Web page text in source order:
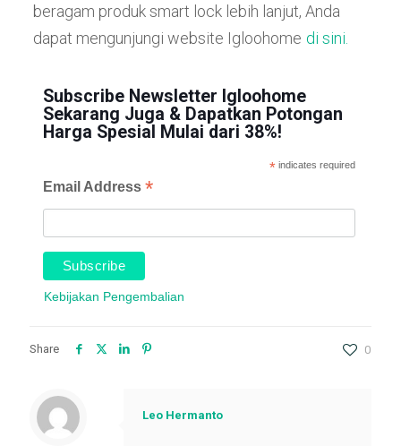
beragam produk smart lock lebih lanjut, Anda
dapat mengunjungi website Igloohome di sini.
Subscribe Newsletter Igloohome
Sekarang Juga & Dapatkan Potongan
Harga Spesial Mulai dari 38%!
*indicates required
Email Address*
Kebijakan Pengembalian
Share 0
Leo Hermanto